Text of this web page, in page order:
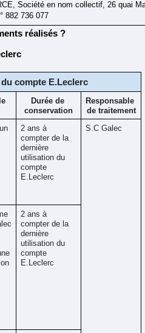
Société en nom collectif, 26 quai
882 736 077
réalisés ?
compte E.Leclerc
Durée de
conservation
Responsable
de traitement
2 ans à
compter de la
dernière
utilisation du
compte
E.Leclerc
S.C Galec
2 ans à
compter de la
dernière
utilisation du
compte
E.Leclerc